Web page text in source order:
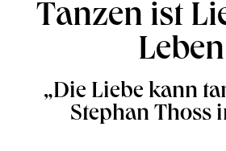
Tanzen ist
Leben
„Die Liebe kann
Stephan Thoss